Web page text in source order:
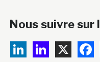
Nous suivre sur